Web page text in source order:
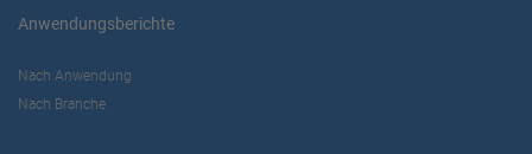
Anwendungsberichte
Nach Anwendung
Nach Branche